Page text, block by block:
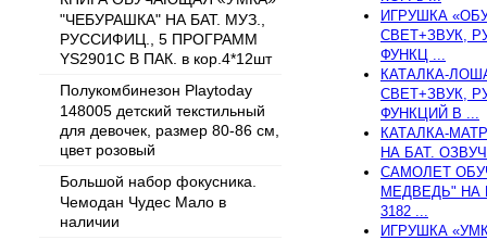
"ЧЕБУРАШКА" НА БАТ. МУЗ.,
РУССИФИЦ., 5 ПРОГРАММ
YS2901C В ПАК. в кор.4*12шт
Полукомбинезон Playtoday
148005 детский текстильный
для девочек, размер 80-86 см,
цвет розовый
Большой набор фокусника.
Чемодан Чудес Мало в
наличии
ИГРУШКА
СВЕТ+ЗВУК,
ФУНКЦ ...
КАТАЛКА-
СВЕТ+ЗВУК,
ФУНКЦИЙ В ...
КАТАЛКА-
НА БАТ.
САМОЛЕТ
МЕДВЕДЬ" НА
3182 ...
ИГРУШКА